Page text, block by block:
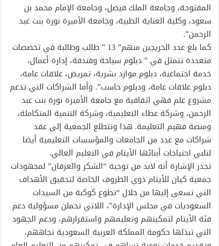
المفتوحة، وجامعة الملك فيصل، وجامعة الإمام محمد بن
سعود، وكلية العناية الطبية، وجامعة الأميرة نورة بنت عبد
الرحمن”.
كما بلغ عدد الخريجين منهم” 13 ” طالب وطالبة في تخصصات
متعددة تتمثل في ” دبلوم سياحة وفندقة، إدارة أعمال،
خدمة اجتماعية، دبلوم موارد بشرية، تمريض، علاقات عامة،
دبلوم علاقات عامة، ودبلوم حاسب”. وأما الشراكات التي تدعم
مشروع علم فهي اتفاقية مع جامعة الأميرة نورة بنت عبد
الرحمن، وشركة عطاء التعليمية، وشركة التنمية المتكاملة،
ومنصة فهيم التعليمة. هذا وتتطلع الجمعية إلى عقد
شراكات مع عدد من الجامعات والمؤسسات التعليمية أيضا
لتلبي احتياجات أبنائها الأيتام في التعليم العالي.
تجدر الإشارة أنه لابد من توجيه “الشكر والعرفان” لمجهودات
جمعية كيان للأيتام ذوي الظروف الخاصة لتحقيق الأهداف
التي تسعى إليها من خلال “تطوع كوكبة من السيدات
السعوديات في مجلس الإدارة”، اللاتي تحملن مسؤولية دعم
فئة الأيتام لتمكينهم وتعليمهم واستقرارهم، ودعم الجهود
التي تبذلها حكومة المملكة العربية السعودية تجاههم،